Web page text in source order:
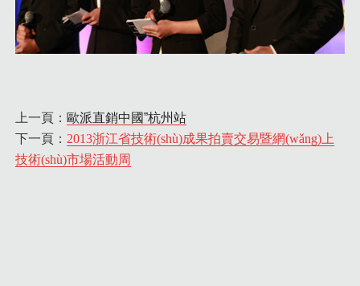
上一頁： 歐派直銷中國”杭州站
下一頁： 2013浙江省技術(shù)成果拍賣交易暨網(wǎng)上
技術(shù)市場活動周